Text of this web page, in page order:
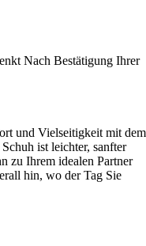
Nach Bestätigung Ihrer
und Vielseitigkeit mit dem
ist leichter, sanfter
zu Ihrem idealen Partner
hin, wo der Tag Sie